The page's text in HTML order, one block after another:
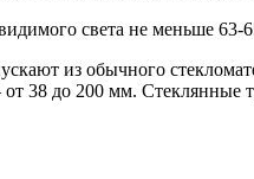
света не меньше
из обычного
38 до 200 мм. Стеклянные